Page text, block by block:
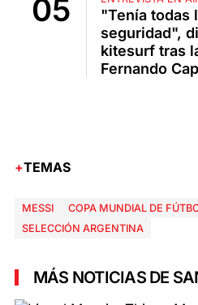
"Tenía todas
seguridad",
kitesurf tras
Fernando
TEMAS
MESSI
COPA MUNDIAL DE
SELECCIÓN ARGENTINA
MÁS NOTICIAS DE